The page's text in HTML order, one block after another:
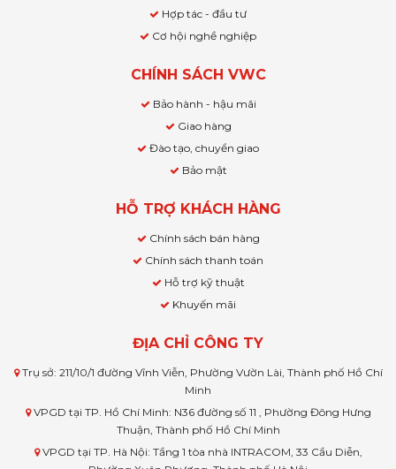
Hợp tác - đầu tư
Cơ hội nghề nghiệp
CHÍNH SÁCH VWC
Bảo hành - hậu mãi
Giao hàng
Đào tạo, chuyển giao
Bảo mật
HỖ TRỢ KHÁCH HÀNG
Chính sách bán hàng
Chính sách thanh toán
Hỗ trợ kỹ thuật
Khuyến mãi
ĐỊA CHỈ CÔNG TY
Trụ sở: 211/10/1 đường Vĩnh Viễn, Phường Vườn Lài, Thành phố Hồ Chí
Minh
VPGD tại TP. Hồ Chí Minh: N36 đường số 11 , Phường Đông Hưng
Thuận, Thành phố Hồ Chí Minh
VPGD tại TP. Hà Nội: Tầng 1 tòa nhà INTRACOM, 33 Cầu Diễn,